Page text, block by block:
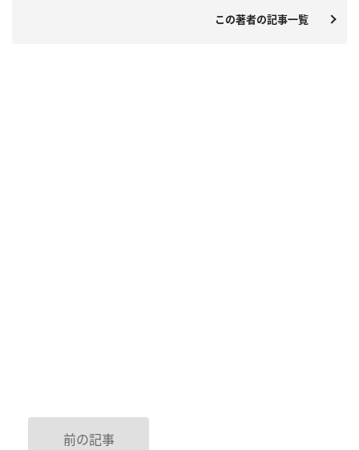
この著者の記事一覧
前の記事